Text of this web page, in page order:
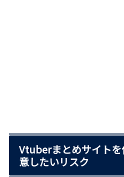
Vtuberまとめサイト
意したいリスク